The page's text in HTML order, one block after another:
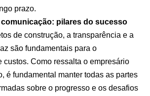
prazo.
pilares do sucesso
de construção, a transparência e a
são fundamentais para o
custos. Como ressalta o empresário
é fundamental manter todas as partes
sobre o progresso e os desafios